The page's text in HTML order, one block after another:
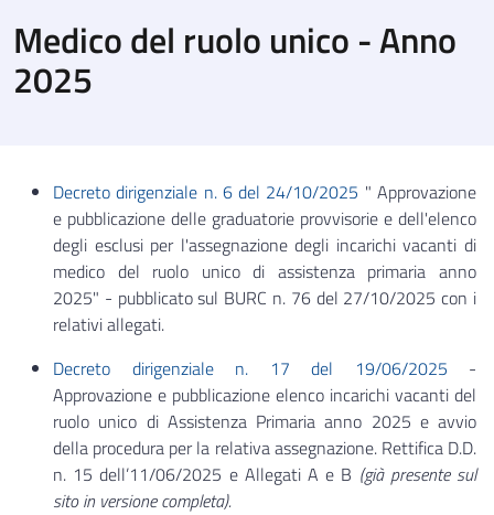
Medico del ruolo unico - Anno
2025
Decreto dirigenziale n. 6 del 24/10/2025 " Approvazione
e pubblicazione delle graduatorie provvisorie e dell'elenco
degli esclusi per l'assegnazione degli incarichi vacanti di
medico del ruolo unico di assistenza primaria anno
2025" - pubblicato sul BURC n. 76 del 27/10/2025 con i
relativi allegati.
Decreto dirigenziale n. 17 del 19/06/2025 -
Approvazione e pubblicazione elenco incarichi vacanti del
ruolo unico di Assistenza Primaria anno 2025 e avvio
della procedura per la relativa assegnazione. Rettifica D.D.
n. 15 dell’11/06/2025 e Allegati A e B (già presente sul
sito in versione completa).